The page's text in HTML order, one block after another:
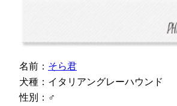
名前： そら君
犬種：イタリアングレーハウンド
性別：♂